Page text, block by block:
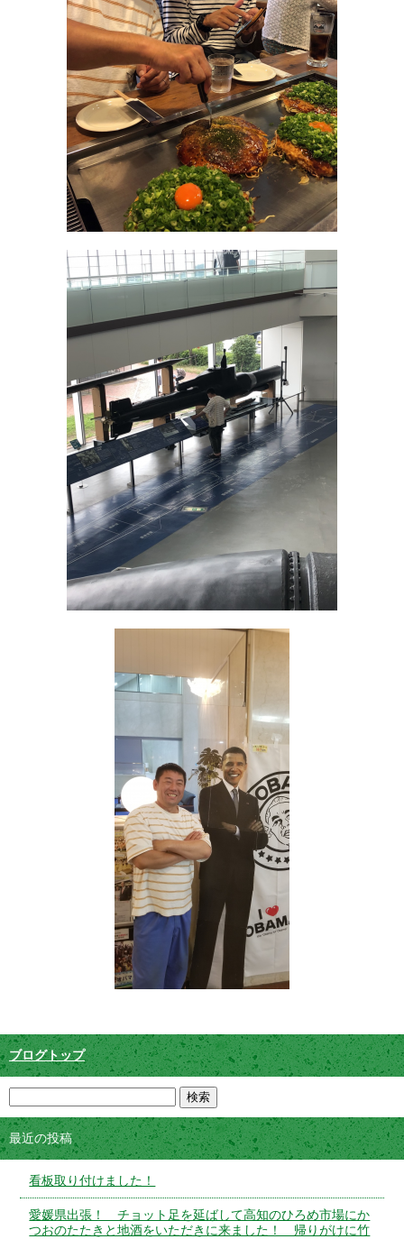
ブログトップ
最近の投稿
看板取り付けました！
愛媛県出張！ チョット足を延ばして高知のひろめ市場にか
つおのたたきと地酒をいただきに来ました！ 帰りがけに竹